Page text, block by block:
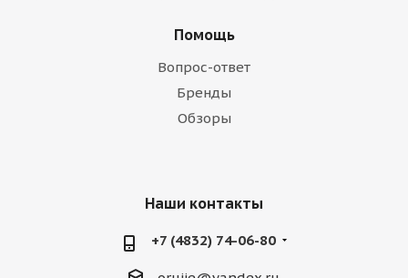
Помощь
Вопрос-ответ
Бренды
Обзоры
Наши контакты
+7 (4832) 74-06-80